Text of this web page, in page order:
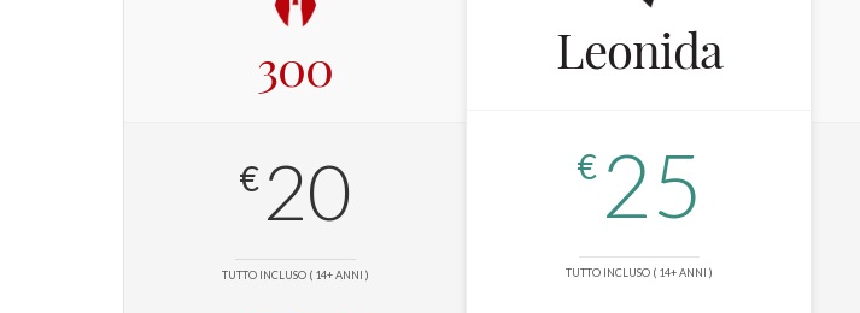
300
€ 20
TUTTO INCLUSO ( 14+ ANNI )
Leonida
€ 25
TUTTO INCLUSO ( 14+ ANNI )